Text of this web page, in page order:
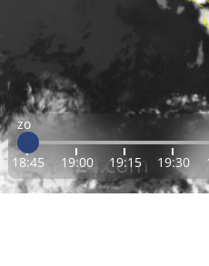
zo
18:45 19:00 19:15 19:30